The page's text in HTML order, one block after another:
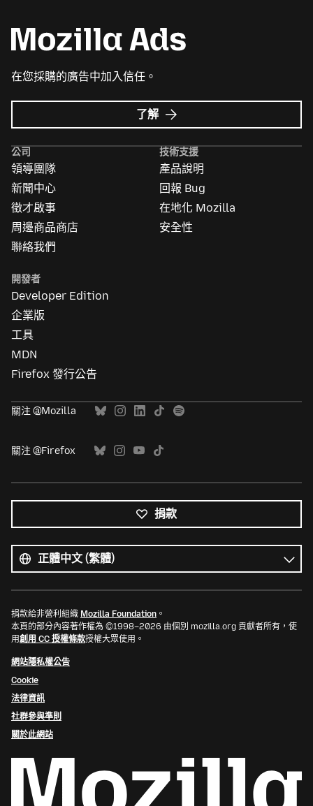
在您採購的廣告中加入信任。
了解 Mozilla
Ads
更
多
資
訊
公司
領導團隊
新聞中心
徵才啟事
周邊商品商店
聯絡我們
技術支援
產品說明
回報 Bug
在地化 Mozilla
安全性
開發者
Developer Edition
企業版
工具
MDN
Firefox 發行公告
關注 @Mozilla
關注 @Firefox
捐款
有
語
言
語
言
捐款給非營利組織 Mozilla Foundation 。
本頁的部分內容著作權為 ©1998–2026 由個別 mozilla.org 貢獻者所有，使
用創用 CC 授權條款授權大眾使用。
網站隱私權公告
Cookie
法律資訊
社群參與準則
關於此網站